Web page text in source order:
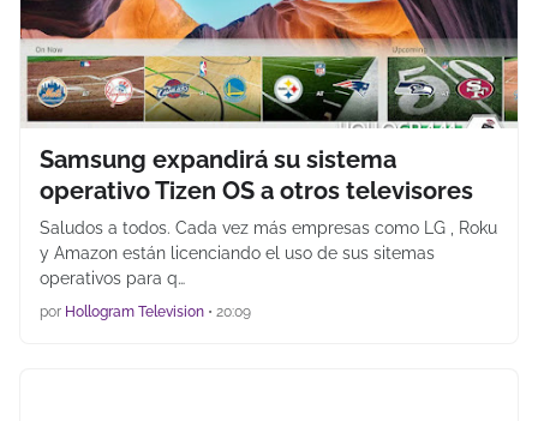
Samsung expandirá su sistema
operativo Tizen OS a otros televisores
Saludos a todos. Cada vez más empresas como LG , Roku
y Amazon están licenciando el uso de sus sitemas
operativos para q…
por Hollogram Television • 20:09